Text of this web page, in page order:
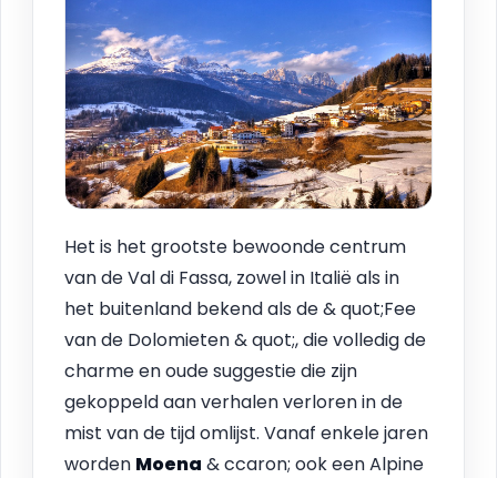
Het is het grootste bewoonde centrum
van de Val di Fassa, zowel in Italië als in
het buitenland bekend als de & quot;Fee
van de Dolomieten & quot;, die volledig de
charme en oude suggestie die zijn
gekoppeld aan verhalen verloren in de
mist van de tijd omlijst. Vanaf enkele jaren
worden Moena & ccaron; ook een Alpine